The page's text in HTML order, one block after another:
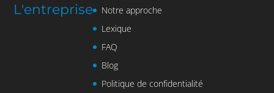
L'entreprise
Notre approche
Lexique
FAQ
Blog
Politique de confidentialité